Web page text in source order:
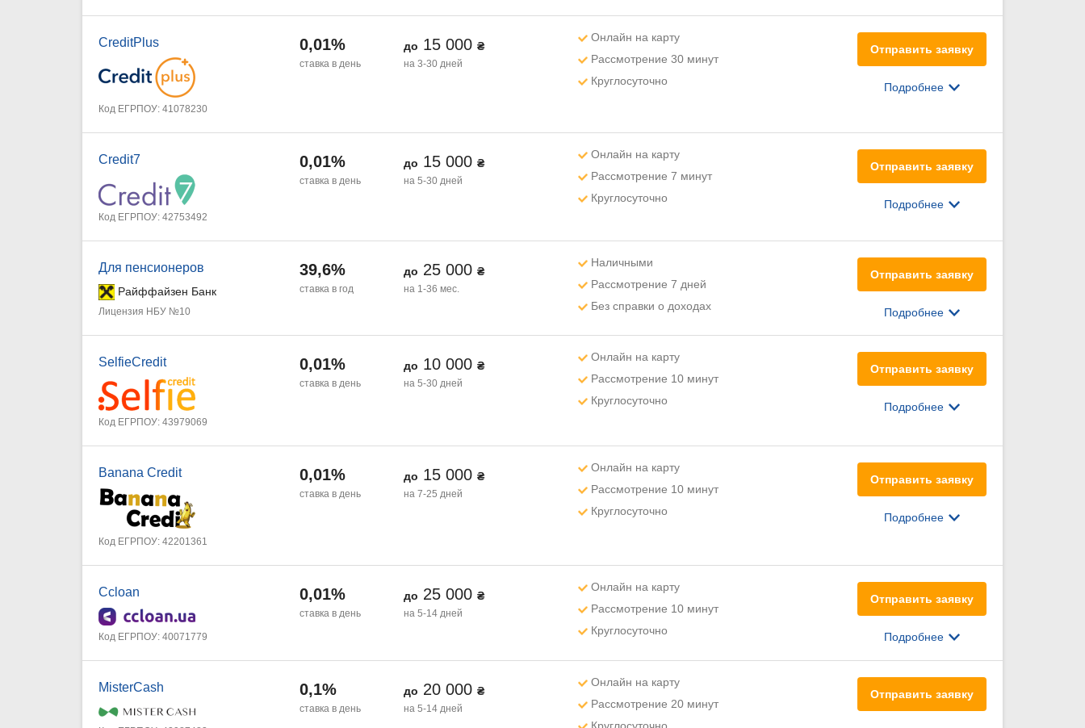
CreditPlus
Код ЕГРПОУ: 41078230
0,01%
ставка в день
до 15 000 ₴
на 3-30 дней
Онлайн на карту
Рассмотрение 30 минут
Круглосуточно
Отправить заявку
Подробнее
Credit7
Код ЕГРПОУ: 42753492
0,01%
ставка в день
до 15 000 ₴
на 5-30 дней
Онлайн на карту
Рассмотрение 7 минут
Круглосуточно
Отправить заявку
Подробнее
Для пенсионеров
Райффайзен Банк
Лицензия НБУ №10
39,6%
ставка в год
до 25 000 ₴
на 1-36 мес.
Наличными
Рассмотрение 7 дней
Без справки о доходах
Отправить заявку
Подробнее
SelfieCredit
Код ЕГРПОУ: 43979069
0,01%
ставка в день
до 10 000 ₴
на 5-30 дней
Онлайн на карту
Рассмотрение 10 минут
Круглосуточно
Отправить заявку
Подробнее
Banana Credit
Код ЕГРПОУ: 42201361
0,01%
ставка в день
до 15 000 ₴
на 7-25 дней
Онлайн на карту
Рассмотрение 10 минут
Круглосуточно
Отправить заявку
Подробнее
Ccloan
Код ЕГРПОУ: 40071779
0,01%
ставка в день
до 25 000 ₴
на 5-14 дней
Онлайн на карту
Рассмотрение 10 минут
Круглосуточно
Отправить заявку
Подробнее
MisterCash 0,1%
ставка в день
до 20 000 ₴
на 5-14 дней
Онлайн на карту
Рассмотрение 20 минут
Отправить заявку